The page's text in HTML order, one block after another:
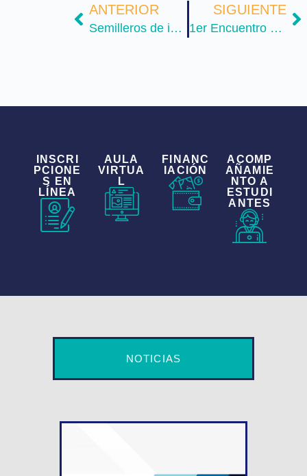
ANTERIOR
Semilleros de investigación, laboratorios para formar científicos
SIGUIENTE
1er Encuentro UCN-Maestros con sentido humano “educación inclusiva desde las escuelas normales”
INSCRI
PCIONE
S EN
LÍNEA
AULA
VIRTUA
L
FINANC
IACIÓN
ACOMP
AÑAMIE
NTO A
ESTUDI
ANTES
NOTICIAS